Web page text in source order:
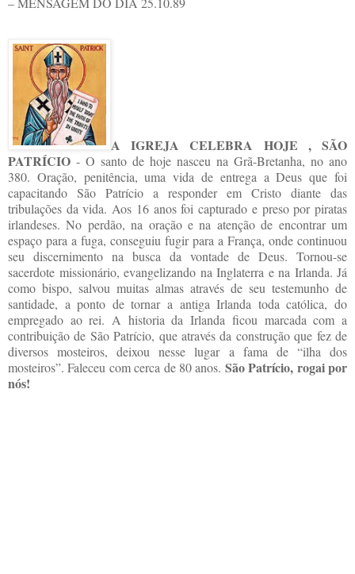
A IGREJA CELEBRA HOJE , SÃO
PATRÍCIO - O santo de hoje nasceu na Grã-Bretanha, no ano
380. Oração, penitência, uma vida de entrega a Deus que foi
capacitando São Patrício a responder em Cristo diante das
tribulações da vida. Aos 16 anos foi capturado e preso por piratas
irlandeses. No perdão, na oração e na atenção de encontrar um
espaço para a fuga, conseguiu fugir para a França, onde continuou
seu discernimento na busca da vontade de Deus. Tornou-se
sacerdote missionário, evangelizando na Inglaterra e na Irlanda. Já
como bispo, salvou muitas almas através de seu testemunho de
santidade, a ponto de tornar a antiga Irlanda toda católica, do
empregado ao rei. A historia da Irlanda ficou marcada com a
contribuição de São Patrício, que através da construção que fez de
diversos mosteiros, deixou nesse lugar a fama de “ilha dos
mosteiros”. Faleceu com cerca de 80 anos. São Patrício, rogai por
nós!